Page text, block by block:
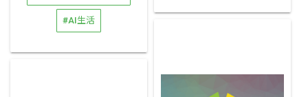
#AI生活